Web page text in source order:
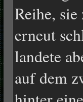
Reihe,
erneut
landete
auf dem